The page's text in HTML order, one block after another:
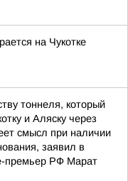
на Чукотке
тоннеля, который
и Аляску через
смысл при наличии
заявил в
премьер РФ Марат